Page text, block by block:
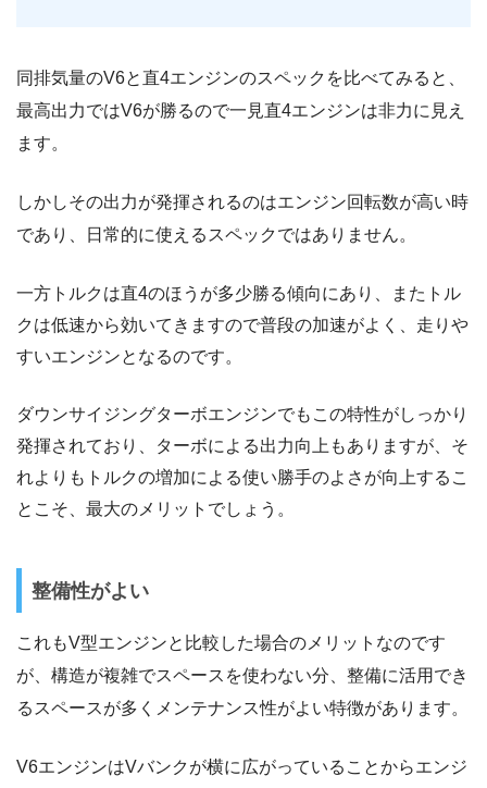
同排気量のV6と直4エンジンのスペックを比べてみると、
最高出力ではV6が勝るので一見直4エンジンは非力に見え
ます。
しかしその出力が発揮されるのはエンジン回転数が高い時
であり、日常的に使えるスペックではありません。
一方トルクは直4のほうが多少勝る傾向にあり、またトル
クは低速から効いてきますので普段の加速がよく、走りや
すいエンジンとなるのです。
ダウンサイジングターボエンジンでもこの特性がしっかり
発揮されており、ターボによる出力向上もありますが、そ
れよりもトルクの増加による使い勝手のよさが向上するこ
とこそ、最大のメリットでしょう。
整備性がよい
これもV型エンジンと比較した場合のメリットなのです
が、構造が複雑でスペースを使わない分、整備に活用でき
るスペースが多くメンテナンス性がよい特徴があります。
V6エンジンはVバンクが横に広がっていることからエンジ